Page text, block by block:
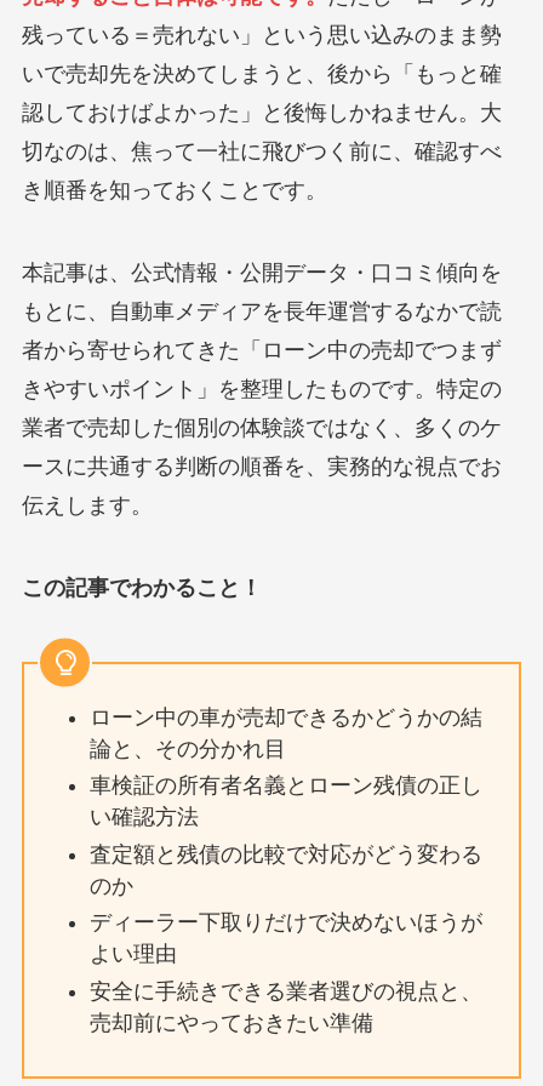
残っている＝売れない」という思い込みのまま勢
いで売却先を決めてしまうと、後から「もっと確
認しておけばよかった」と後悔しかねません。大
切なのは、焦って一社に飛びつく前に、確認すべ
き順番を知っておくことです。
本記事は、公式情報・公開データ・口コミ傾向を
もとに、自動車メディアを長年運営するなかで読
者から寄せられてきた「ローン中の売却でつまず
きやすいポイント」を整理したものです。特定の
業者で売却した個別の体験談ではなく、多くのケ
ースに共通する判断の順番を、実務的な視点でお
伝えします。
この記事でわかること！
ローン中の車が売却できるかどうかの結
論と、その分かれ目
車検証の所有者名義とローン残債の正し
い確認方法
査定額と残債の比較で対応がどう変わる
のか
ディーラー下取りだけで決めないほうが
よい理由
安全に手続きできる業者選びの視点と、
売却前にやっておきたい準備